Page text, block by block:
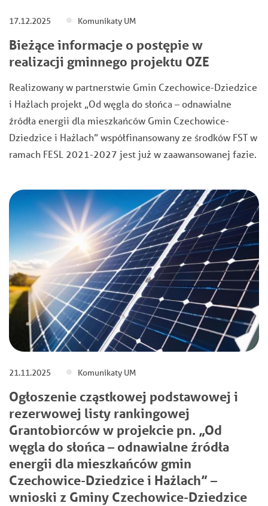
17.12.2025 Komunikaty UM
Bieżące informacje o postępie w
realizacji gminnego projektu OZE
Realizowany w partnerstwie Gmin Czechowice-Dziedzice
i Hażlach projekt „Od węgla do słońca – odnawialne
źródła energii dla mieszkańców Gmin Czechowice-
Dziedzice i Hażlach” współfinansowany ze środków FST w
ramach FESL 2021-2027 jest już w zaawansowanej fazie.
21.11.2025 Komunikaty UM
Ogłoszenie cząstkowej podstawowej i
rezerwowej listy rankingowej
Grantobiorców w projekcie pn. „Od
węgla do słońca – odnawialne źródła
energii dla mieszkańców gmin
Czechowice-Dziedzice i Hażlach” –
wnioski z Gminy Czechowice-Dziedzice